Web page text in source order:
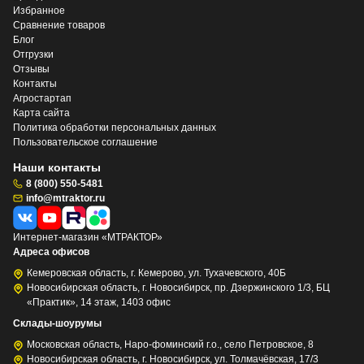
Избранное
Сравнение товаров
Блог
Отгрузки
Отзывы
Контакты
Агростартап
Карта сайта
Политика обработки персональных данных
Пользовательское соглашение
Наши контакты
8 (800) 550-5481
info@mtraktor.ru
Интернет-магазин «МТРАКТОР»
Адреса офисов
Кемеровская область, г. Кемерово, ул. Тухачевского, 40Б
Новосибирская область, г. Новосибирск, пр. Дзержинского 1/3, БЦ
«Практик», 14 этаж, 1403 офис
Склады-шоурумы
Московская область, Наро-фоминский г.о., село Петровское, 8
Новосибирская область, г. Новосибирск, ул. Толмачёвская, 17/3